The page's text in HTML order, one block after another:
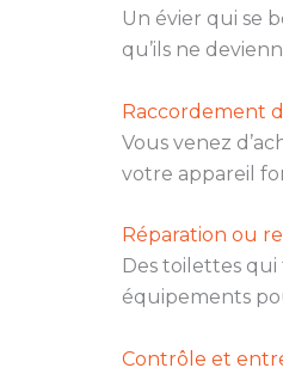
Un évier qui se
qu’ils ne
Raccordement
Vous venez
votre appareil
Réparation ou
Des toilettes
équipements
Contrôle et